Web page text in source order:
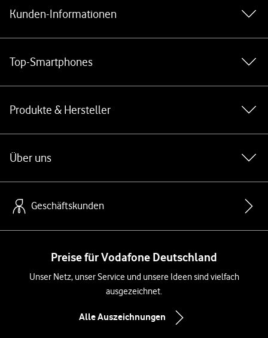
Kunden-Informationen
Top-Smartphones
Produkte & Hersteller
Über uns
Geschäftskunden
Preise für Vodafone Deutschland
Unser Netz, unser Service und unsere Ideen sind vielfach
ausgezeichnet.
Alle Auszeichnungen